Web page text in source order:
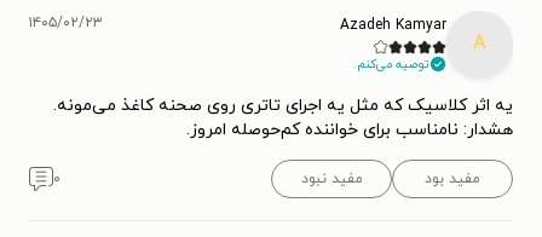
A
Azadeh Kamyar
توصیه می‌کنم.
۱۴۰۵/۰۲/۲۳
یه اثر کلاسیک که مثل یه اجرای تاتری روی صحنه کاغذ می‌مونه.
هشدار: نامناسب برای خواننده کم‌حوصله امروز.
مفید بود مفید نبود ۰